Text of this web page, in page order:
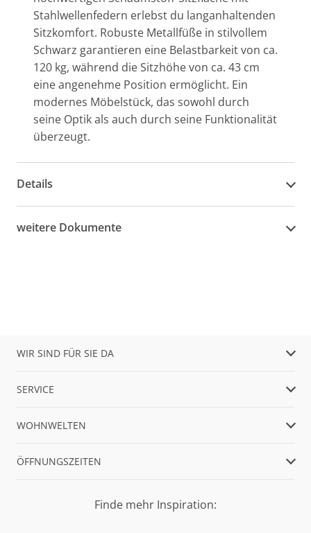
Stahlwellenfedern erlebst du langanhaltenden
Sitzkomfort. Robuste Metallfüße in stilvollem
Schwarz garantieren eine Belastbarkeit von ca.
120 kg, während die Sitzhöhe von ca. 43 cm
eine angenehme Position ermöglicht. Ein
modernes Möbelstück, das sowohl durch
seine Optik als auch durch seine Funktionalität
überzeugt.
Details
weitere Dokumente
WIR SIND FÜR SIE DA
SERVICE
WOHNWELTEN
ÖFFNUNGSZEITEN
Finde mehr Inspiration: